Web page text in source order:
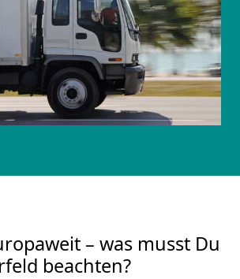
– was musst Du
beachten?